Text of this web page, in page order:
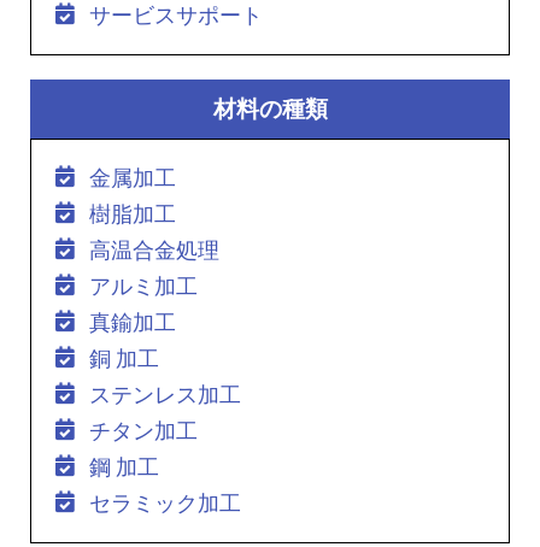
サービスサポート
材料の種類
金属加工
樹脂加工
高温合金処理
アルミ加工
真鍮加工
銅 加工
ステンレス加工
チタン加工
鋼 加工
セラミック加工